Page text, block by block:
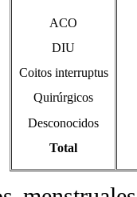
ACO
DIU
Coitos interruptus
Quirúrgicos
Desconocidos
Total